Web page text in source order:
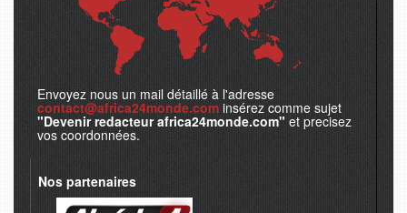
Envoyez nous un mail détaillé à l'adresse
contact@africa24monde.com insérez comme sujet
"Devenir redacteur africa24monde.com" et precisez
vos coordonnées.
Nos partenaires